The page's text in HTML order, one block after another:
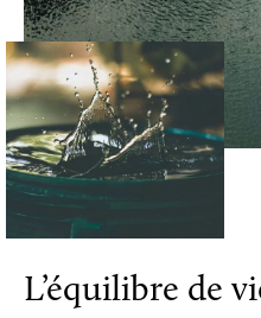
L’équilibre de